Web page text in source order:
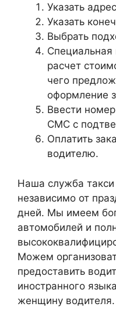
Указать
Указать
Выбрать
расчет
чего
оформление
Ввести
СМС с
Оплатить
водителю.
Наша служба такси
независимо от
дней. Мы имеем
автомобилей и
Можем
предоставить
иностранного
женщину водителя.